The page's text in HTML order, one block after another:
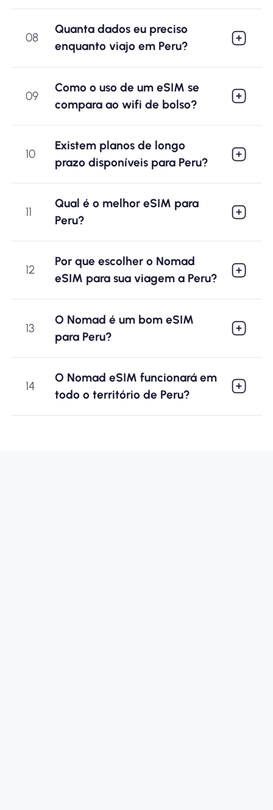
08
Quanta dados eu preciso
enquanto viajo em Peru?
09
Como o uso de um eSIM se
compara ao wifi de bolso?
10
Existem planos de longo
prazo disponíveis para Peru?
11
Qual é o melhor eSIM para
Peru?
12
Por que escolher o Nomad
eSIM para sua viagem a Peru?
13
O Nomad é um bom eSIM
para Peru?
14
O Nomad eSIM funcionará em
todo o território de Peru?